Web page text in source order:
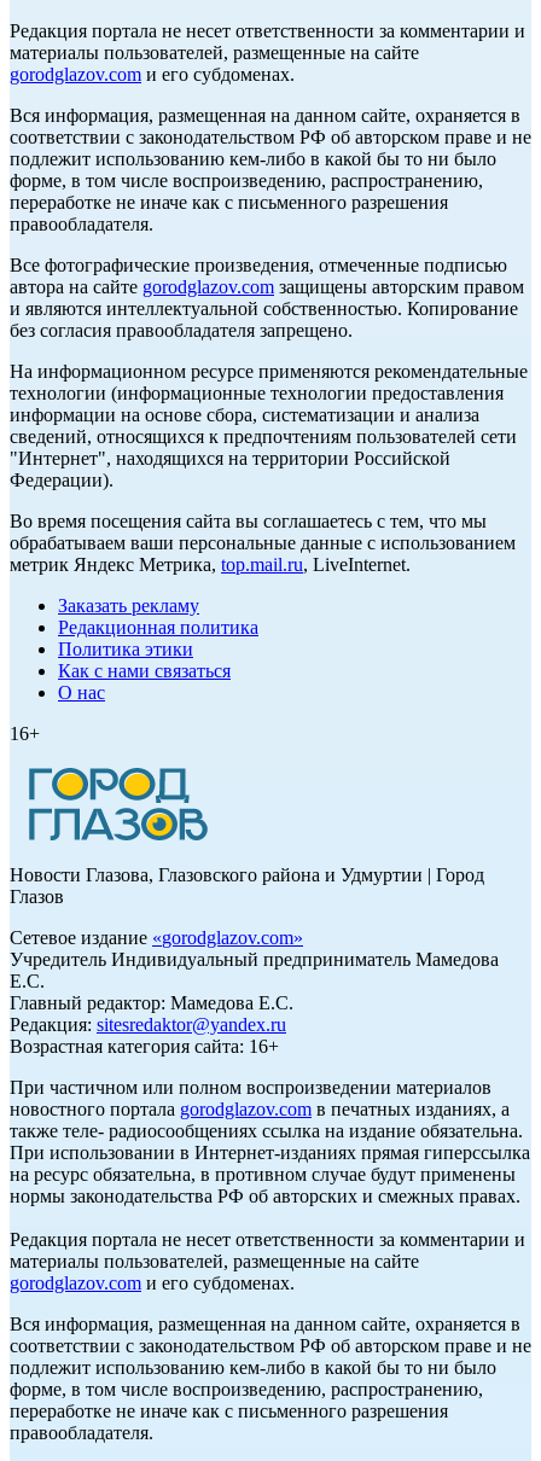
Редакция портала не несет ответственности за комментарии и
материалы пользователей, размещенные на сайте
gorodglazov.com и его субдоменах.
Вся информация, размещенная на данном сайте, охраняется в
соответствии с законодательством РФ об авторском праве и не
подлежит использованию кем-либо в какой бы то ни было
форме, в том числе воспроизведению, распространению,
переработке не иначе как с письменного разрешения
правообладателя.
Все фотографические произведения, отмеченные подписью
автора на сайте gorodglazov.com защищены авторским правом
и являются интеллектуальной собственностью. Копирование
без согласия правообладателя запрещено.
На информационном ресурсе применяются рекомендательные
технологии (информационные технологии предоставления
информации на основе сбора, систематизации и анализа
сведений, относящихся к предпочтениям пользователей сети
"Интернет", находящихся на территории Российской
Федерации).
Во время посещения сайта вы соглашаетесь с тем, что мы
обрабатываем ваши персональные данные с использованием
метрик Яндекс Метрика, top.mail.ru, LiveInternet.
Заказать рекламу
Редакционная политика
Политика этики
Как с нами связаться
О нас
16+
Новости Глазова, Глазовского района и Удмуртии | Город
Глазов
Сетевое издание «gorodglazov.com»
Учредитель Индивидуальный предприниматель Мамедова
Е.С.
Главный редактор: Мамедова Е.С.
Редакция: sitesredaktor@yandex.ru
Возрастная категория сайта: 16+
При частичном или полном воспроизведении материалов
новостного портала gorodglazov.com в печатных изданиях, а
также теле- радиосообщениях ссылка на издание обязательна.
При использовании в Интернет-изданиях прямая гиперссылка
на ресурс обязательна, в противном случае будут применены
нормы законодательства РФ об авторских и смежных правах.
Редакция портала не несет ответственности за комментарии и
материалы пользователей, размещенные на сайте
gorodglazov.com и его субдоменах.
Вся информация, размещенная на данном сайте, охраняется в
соответствии с законодательством РФ об авторском праве и не
подлежит использованию кем-либо в какой бы то ни было
форме, в том числе воспроизведению, распространению,
переработке не иначе как с письменного разрешения
правообладателя.